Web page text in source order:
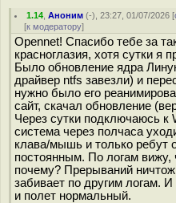
1.14 ,Аноним (-), 23:27, 01/07/2026 [
[к модератору]
Opennet! Спасибо тебе за
красноглазия, хотя сутки я
Было обновление ядра
драйвер ntfs завезли) и
нужно было его
сайт, скачал обновление
Через сутки подключаюсь к
система через полчаса
клава/мышь и только ребут
постоянным. По логам вижу,
почему? Прерываний
забивает по другим логам.
и полет нормальный.